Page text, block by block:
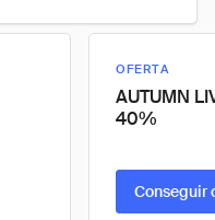
OFERTA
AUTUMN
40%
Conseguir